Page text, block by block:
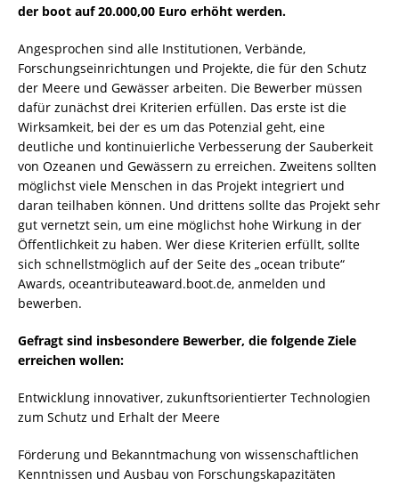
der boot auf 20.000,00 Euro erhöht werden.
Angesprochen sind alle Institutionen, Verbände,
Forschungseinrichtungen und Projekte, die für den Schutz
der Meere und Gewässer arbeiten. Die Bewerber müssen
dafür zunächst drei Kriterien erfüllen. Das erste ist die
Wirksamkeit, bei der es um das Potenzial geht, eine
deutliche und kontinuierliche Verbesserung der Sauberkeit
von Ozeanen und Gewässern zu erreichen. Zweitens sollten
möglichst viele Menschen in das Projekt integriert und
daran teilhaben können. Und drittens sollte das Projekt sehr
gut vernetzt sein, um eine möglichst hohe Wirkung in der
Öffentlichkeit zu haben. Wer diese Kriterien erfüllt, sollte
sich schnellstmöglich auf der Seite des „ocean tribute“
Awards, oceantributeaward.boot.de, anmelden und
bewerben.
Gefragt sind insbesondere Bewerber, die folgende Ziele
erreichen wollen:
Entwicklung innovativer, zukunftsorientierter Technologien
zum Schutz und Erhalt der Meere
Förderung und Bekanntmachung von wissenschaftlichen
Kenntnissen und Ausbau von Forschungskapazitäten